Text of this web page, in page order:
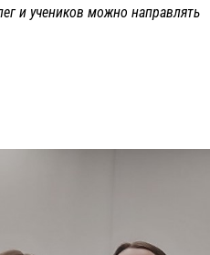
и учеников можно направлять